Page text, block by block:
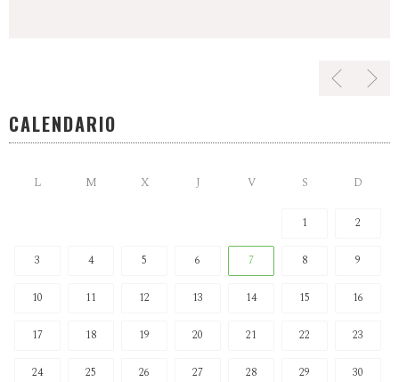
CALENDARIO
L M X J V S D
1 2
3 4 5 6 7 8 9
10 11 12 13 14 15 16
17 18 19 20 21 22 23
24 25 26 27 28 29 30